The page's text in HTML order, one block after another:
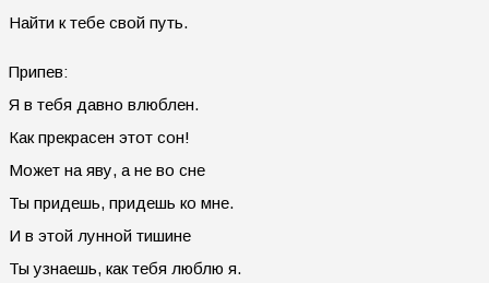
Найти к тебе свой путь.
Припев:
Я в тебя давно влюблен.
Как прекрасен этот сон!
Может на яву, а не во сне
Ты придешь, придешь ко мне.
И в этой лунной тишине
Ты узнаешь, как тебя люблю я.